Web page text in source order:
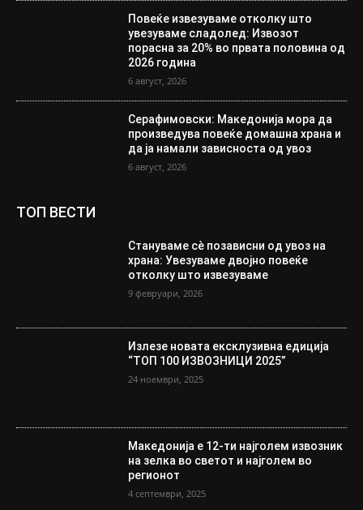
Повеќе извезуваме отколку што
увезуваме сладолед: Извозот
порасна за 20% во првата половина од
2026 година
6 август, 2026
Серафимовски: Македонија мора да
произведува повеќе домашна храна и
да ја намали зависноста од увоз
6 август, 2026
ТОП ВЕСТИ
Стануваме сè позависни од увоз на
храна: Увезуваме двојно повеќе
отколку што извезуваме
9 февруари, 2026
Излезе новата ексклузивна едиција
“ТОП 100 ИЗВОЗНИЦИ 2025”
24 ноември, 2025
Македонија е 12-ти најголем извозник
на зелка во светот и најголем во
регионот
4 септември, 2025